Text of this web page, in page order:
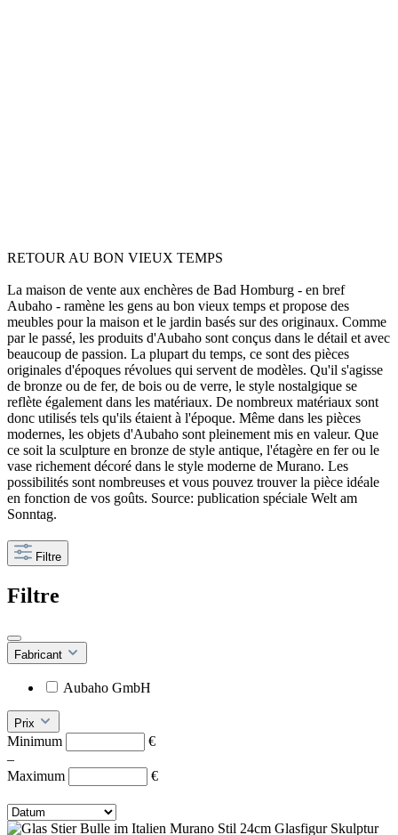
RETOUR AU BON VIEUX TEMPS
La maison de vente aux enchères de Bad Homburg - en bref
Aubaho - ramène les gens au bon vieux temps et propose des
meubles pour la maison et le jardin basés sur des originaux. Comme
par le passé, les produits d'Aubaho sont conçus dans le détail et avec
beaucoup de passion. La plupart du temps, ce sont des pièces
originales d'époques révolues qui servent de modèles. Qu'il s'agisse
de bronze ou de fer, de bois ou de verre, le style nostalgique se
reflète également dans les matériaux. De nombreux matériaux sont
donc utilisés tels qu'ils étaient à l'époque. Même dans les pièces
modernes, les objets d'Aubaho sont pleinement mis en valeur. Que
ce soit la sculpture en bronze de style antique, l'étagère en fer ou le
vase richement décoré dans le style moderne de Murano. Les
possibilités sont nombreuses et vous pouvez trouver la pièce idéale
en fonction de vos goûts. Source: publication spéciale Welt am
Sonntag.
Filtre
Filtre
Fabricant
Aubaho GmbH
Prix
Minimum
€
–
Maximum
€